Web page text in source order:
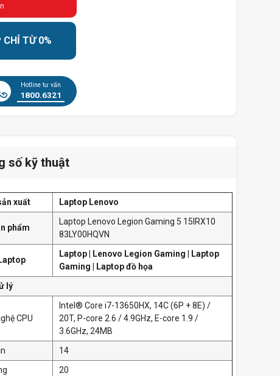
CHỈ TỪ 0%
Hotline tư vấn
1800.6321
số kỹ thuật
xuất Laptop Lenovo
phẩm
Laptop Lenovo Legion Gaming 5 15IRX10
83LY00HQVN
Laptop | Lenovo Legion Gaming | Laptop
Gaming | Laptop đồ họa
lý
CPU
Intel® Core i7-13650HX, 14C (6P + 8E) /
20T, P-core 2.6 / 4.9GHz, E-core 1.9 /
3.6GHz, 24MB
14
20